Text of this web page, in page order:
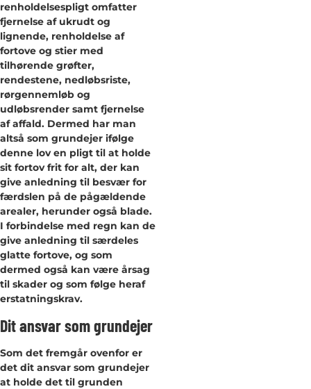
renholdelsespligt omfatter
fjernelse af ukrudt og
lignende, renholdelse af
fortove og stier med
tilhørende grøfter,
rendestene, nedløbsriste,
rørgennemløb og
udløbsrender samt fjernelse
af affald. Dermed har man
altså som grundejer ifølge
denne lov en pligt til at holde
sit fortov frit for alt, der kan
give anledning til besvær for
færdslen på de pågældende
arealer, herunder også blade.
I forbindelse med regn kan de
give anledning til særdeles
glatte fortove, og som
dermed også kan være årsag
til skader og som følge heraf
erstatningskrav.
Dit ansvar som grundejer
Som det fremgår ovenfor er
det dit ansvar som grundejer
at holde det til grunden